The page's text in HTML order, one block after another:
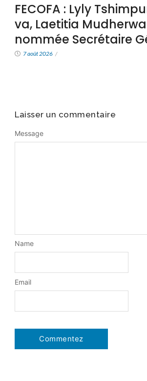
FECOFA : Lyly
va, Laetitia Mudherwa
nommée Secrétaire
7 août 2026 /
Laisser un commentaire
Message
Name
Email